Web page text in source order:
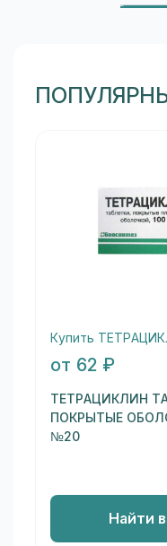
Купить
от 62 ₽
ТЕТРАЦИКЛИН
ПОКРЫТЫЕ
№20
Найти